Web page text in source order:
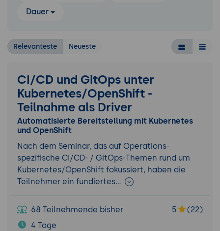
Dauer
Relevanteste Neueste
CI/CD und GitOps unter
Kubernetes/OpenShift -
Teilnahme als Driver
Automatisierte Bereitstellung mit Kubernetes
und OpenShift
Nach dem Seminar, das auf Operations-
spezifische CI/CD- / GitOps-Themen rund um
Kubernetes/OpenShift fokussiert, haben die
Teilnehmer ein fundiertes…
68 Teilnehmende bisher 5
(22)
4 Tage